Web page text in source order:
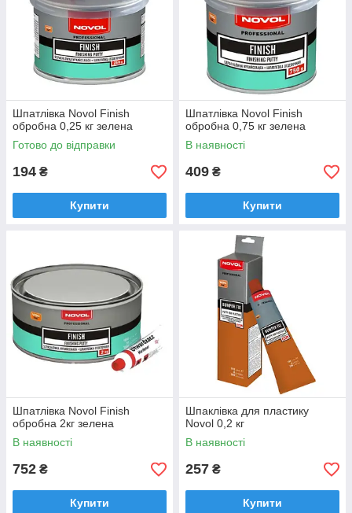
Шпатлівка Novol Finish
обробна 0,25 кг зелена
Готово до відправки
194 ₴
Купити
Шпатлівка Novol Finish
обробна 0,75 кг зелена
В наявності
409 ₴
Купити
Шпатлівка Novol Finish
обробна 2кг зелена
В наявності
752 ₴
Купити
Шпаклівка для пластику
Novol 0,2 кг
В наявності
257 ₴
Купити